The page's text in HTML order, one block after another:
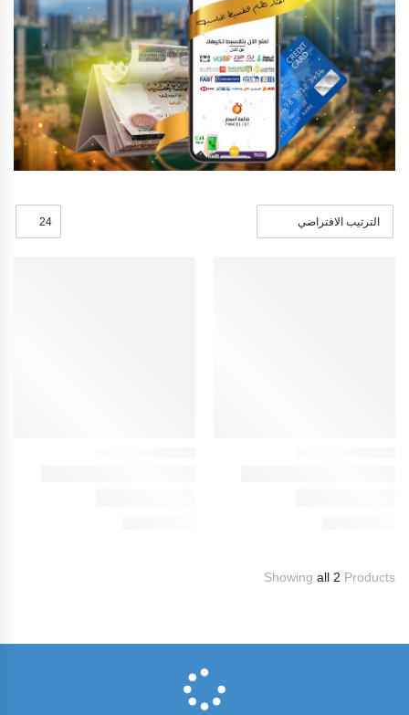
Showing all 2 Products